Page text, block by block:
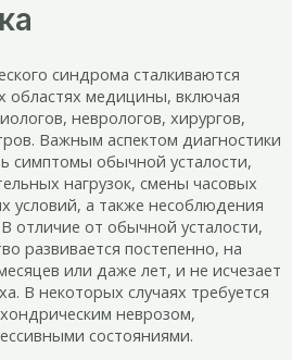
синдрома сталкиваются
областях медицины, включая
неврологов, хирургов,
Важным аспектом диагностики
симптомы обычной усталости,
нагрузок, смены часовых
условий, а также несоблюдения
отличие от обычной усталости,
развивается постепенно, на
или даже лет, и не исчезает
В некоторых случаях требуется
неврозом,
состояниями.